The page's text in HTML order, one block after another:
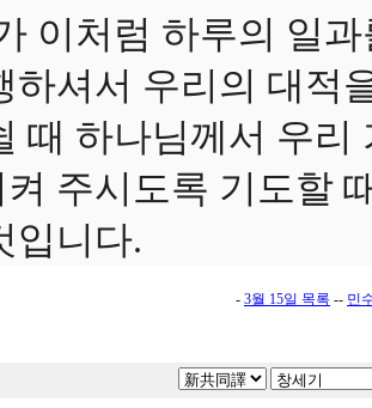
이처럼 하루의 일
하셔서 우리의 대적
때 하나님께서 우
주시도록 기도할
입니다.
- 3월 15일 목록 -- 민